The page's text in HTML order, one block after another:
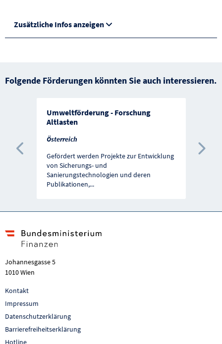
Zusätzliche Infos anzeigen
Folgende Förderungen könnten Sie auch interessieren.
Umweltförderung - Forschung
Altlasten
Österreich
Gefördert werden Projekte zur Entwicklung
von Sicherungs- und
Sanierungstechnologien und deren
Publikationen,...
Vorherige Förderung
Johannesgasse 5
1010 Wien
Kontakt
Impressum
Datenschutzerklärung
Barrierefreiheitserklärung